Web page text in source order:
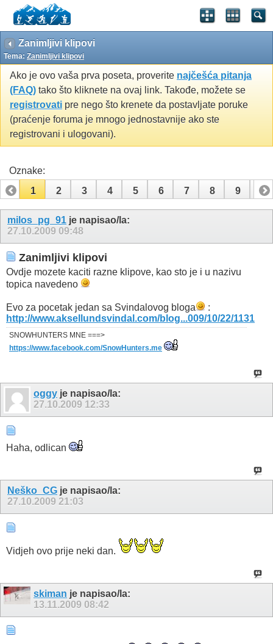
Zanimljivi klipovi
Tema: Zanimljivi klipovi
Ako je ovo vaša prva poseta, proverite najčešća pitanja
(FAQ) tako što kliknete na ovaj link. Takođe, možete se
registrovati pre nego što krenete da postavljate poruke
(praćenje foruma je mnogo jednostavnije ako ste
registrovani i ulogovani).
Oznake:
1
2 3 4 5 6 7 8 9 10
12
milos_pg_91 je napisao/la:
27.10.2009 09:48
Zanimljivi klipovi
Ovdje mozete kaciti razne klipove, kao sto je i u nazivu
topica navedeno
Evo za pocetak jedan sa Svindalovog bloga
:
http://www.aksellundsvindal.com/blog...009/10/22/1131
SNOWHUNTERS MNE ===>
https://www.facebook.com/SnowHunters.me
oggy je napisao/la:
27.10.2009 12:33
Haha, odlican
Neško_CG je napisao/la:
27.10.2009 21:03
Vidjeh ovo prije neki dan.
skiman je napisao/la:
13.11.2009 08:42